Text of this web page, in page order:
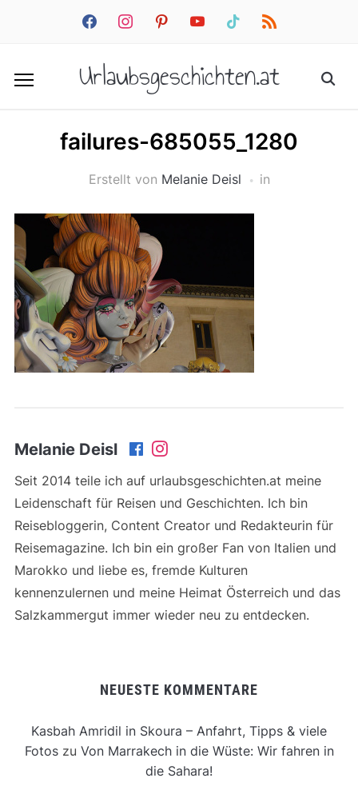
facebookinstagrampinterestyoutube tiktok rss
Urlaubsgeschichten.at
failures-685055_1280
Erstellt von Melanie Deisl in
Melanie Deisl
Seit 2014 teile ich auf urlaubsgeschichten.at meine
Leidenschaft für Reisen und Geschichten. Ich bin
Reisebloggerin, Content Creator und Redakteurin für
Reisemagazine. Ich bin ein großer Fan von Italien und
Marokko und liebe es, fremde Kulturen
kennenzulernen und meine Heimat Österreich und das
Salzkammergut immer wieder neu zu entdecken.
NEUESTE KOMMENTARE
Kasbah Amridil in Skoura – Anfahrt, Tipps & viele
Fotoszu Von Marrakech in die Wüste: Wir fahren in
die Sahara!